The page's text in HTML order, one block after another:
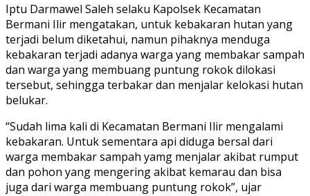
Iptu Darmawel Saleh selaku Kapolsek Kecamatan
Bermani Ilir mengatakan, untuk kebakaran hutan yang
terjadi belum diketahui, namun pihaknya menduga
kebakaran terjadi adanya warga yang membakar sampah
dan warga yang membuang puntung rokok dilokasi
tersebut, sehingga terbakar dan menjalar kelokasi hutan
belukar.
“Sudah lima kali di Kecamatan Bermani Ilir mengalami
kebakaran. Untuk sementara api diduga bersal dari
warga membakar sampah yamg menjalar akibat rumput
dan pohon yang mengering akibat kemarau dan bisa
juga dari warga membuang puntung rokok”, ujar